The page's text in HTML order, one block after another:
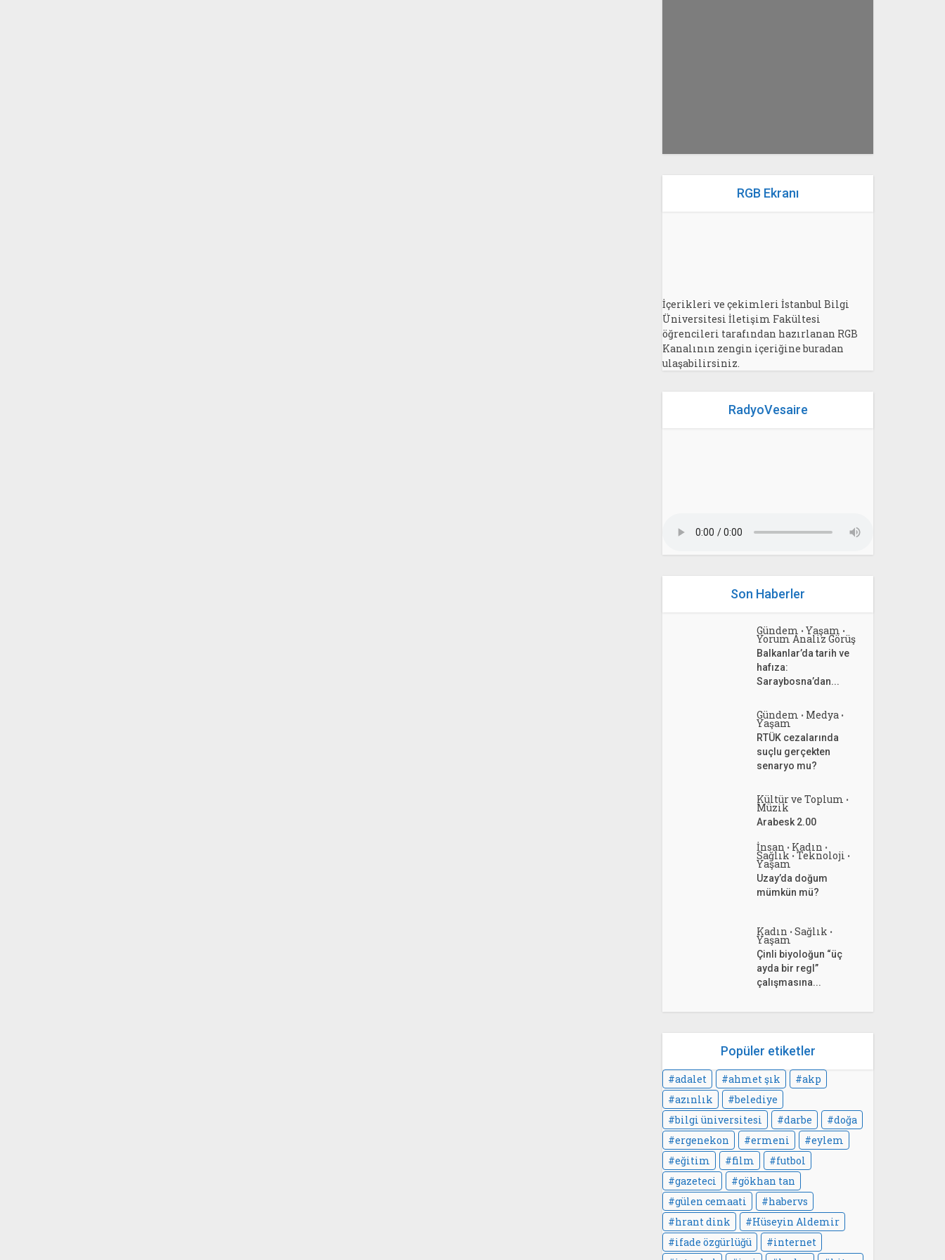
RGB Ekranı
İçerikleri ve çekimleri İstanbul Bilgi
Üniversitesi İletişim Fakültesi
öğrencileri tarafından hazırlanan RGB
Kanalının zengin içeriğine buradan
ulaşabilirsiniz.
RadyoVesaire
Son Haberler
Gündem • Yaşam •
Yorum Analiz Görüş
Balkanlar’da tarih ve
hafıza:
Saraybosna’dan...
Gündem • Medya •
Yaşam
RTÜK cezalarında
suçlu gerçekten
senaryo mu?
Kültür ve Toplum •
Müzik
Arabesk 2.00
İnsan • Kadın •
Sağlık • Teknoloji •
Yaşam
Uzay’da doğum
mümkün mü?
Kadın • Sağlık •
Yaşam
Çinli biyoloğun “üç
ayda bir regl”
çalışmasına...
Popüler etiketler
adalet ahmet şık
akp
azınlık
belediye
bilgi üniversitesi
darbe
doğa
ergenekon
ermeni
eylem
eğitim
film
futbol
gazeteci
gökhan tan
gülen cemaati
habervs
hrant dink
Hüseyin Aldemir
ifade özgürlüğü
internet